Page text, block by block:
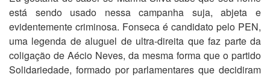
está sendo usado nessa campanha suja, abjeta e
evidentemente criminosa. Fonseca é candidato pelo PEN,
uma legenda de aluguel de ultra-direita que faz parte da
coligação de Aécio Neves, da mesma forma que o partido
Solidariedade, formado por parlamentares que decidiram